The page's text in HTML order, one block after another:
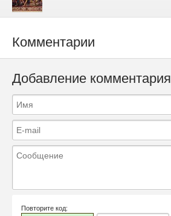
Комментарии
Добавление комментария
Повторите код: